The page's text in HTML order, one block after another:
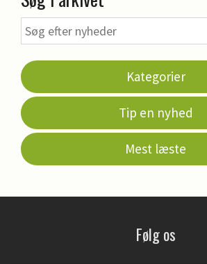
Kategorier
Tip en nyhed
Mest læste
Følg os